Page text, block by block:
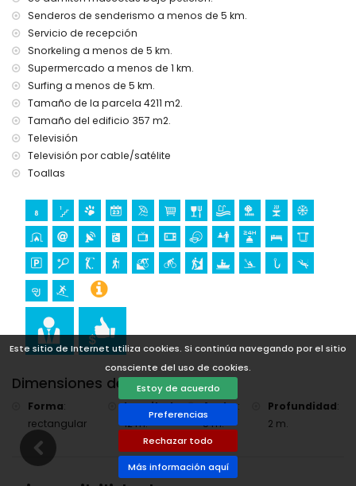
Este sitio de Internet utiliza cookies. Si continúa navegando por el sitio
consciente del uso de cookies.
Estoy de acuerdo
Preferencias
Rechazar todo
Más información aquí
arquitectónico (Pueblo de Jávea, Jávea), lugar histórico
(Pueblo de Jávea y Jávea) (a menos de 5 kilómetros del
alojamiento)
castillo (Portal de la Vila y Denia) (a menos de 25 kilómetros
del alojamiento)
Deportes
tenis, golf (La Sella, Denia), senderismo, ciclismo de
montaña, ciclismo, escalada, piragüismo, kayak, pesca,
buceo, snorkel y surf (a menos de 5 kilómetros de la villa)
equitación (a menos de 10 kilómetros de la villa)
Senderos de senderismo a menos de 5 km.
Servicio de recepción
Snorkeling a menos de 5 km.
Supermercado a menos de 1 km.
Surfing a menos de 5 km.
Tamaño de la parcela 4211 m2.
Tamaño del edificio 357 m2.
Televisión
Televisión por cable/satélite
Toallas
Dimensiones de la piscina
Forma:
rectangular
Longitud:
12 m.
Ancho:
5 m.
Profundidad:
2 m.